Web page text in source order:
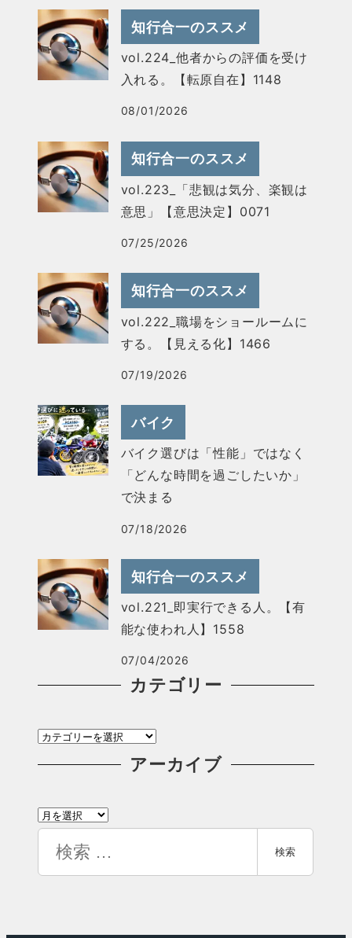
知行合一のススメ
vol.224_他者からの評価を受け
入れる。【転原自在】1148
08/01/2026
知行合一のススメ
vol.223_「悲観は気分、楽観は
意思」【意思決定】0071
07/25/2026
知行合一のススメ
vol.222_職場をショールームに
する。【見える化】1466
07/19/2026
バイク
バイク選びは「性能」ではなく
「どんな時間を過ごしたいか」
で決まる
07/18/2026
知行合一のススメ
vol.221_即実行できる人。【有
能な使われ人】1558
07/04/2026
カテゴリー
カ
テ
リ
アーカイブ
ア
カ
索
検索